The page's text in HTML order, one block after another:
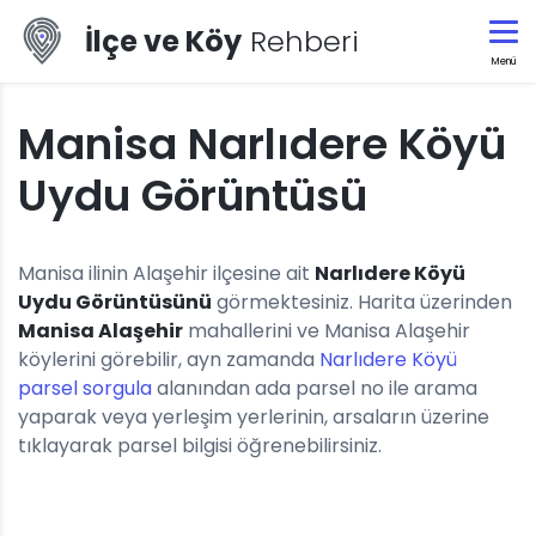
İlçe ve Köy Rehberi
Menü
Manisa Narlıdere Köyü
Uydu Görüntüsü
Manisa ilinin Alaşehir ilçesine ait Narlıdere Köyü
Uydu Görüntüsünü görmektesiniz. Harita üzerinden
Manisa Alaşehir mahallerini ve Manisa Alaşehir
köylerini görebilir, ayn zamanda Narlıdere Köyü
parsel sorgulaalanından ada parsel no ile arama
yaparak veya yerleşim yerlerinin, arsaların üzerine
tıklayarak parsel bilgisi öğrenebilirsiniz.